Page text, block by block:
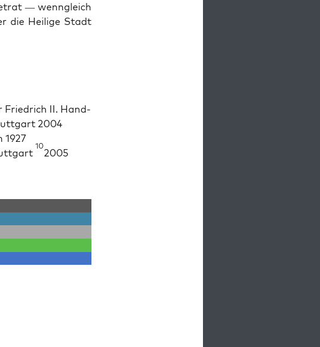
— wen­ngle­ich
die Heilige Stadt
Friedrich II. Hand­
2004
1927
10
2005